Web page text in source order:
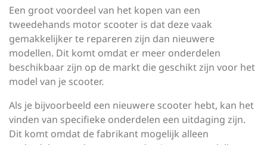
Een groot voordeel van het kopen van een
tweedehands motor scooter is dat deze vaak
gemakkelijker te repareren zijn dan nieuwere
modellen. Dit komt omdat er meer onderdelen
beschikbaar zijn op de markt die geschikt zijn voor het
model van je scooter.
Als je bijvoorbeeld een nieuwere scooter hebt, kan het
vinden van specifieke onderdelen een uitdaging zijn.
Dit komt omdat de fabrikant mogelijk alleen